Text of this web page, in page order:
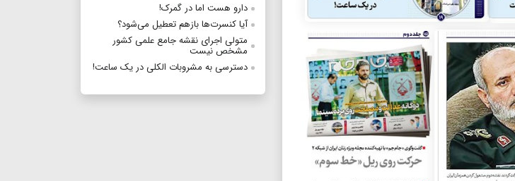
دارو هست اما در گمرک‌!
آیا ‌کنسرت‌ها ‌بازهم تعطیل می‌شود؟
متولی اجرای نقشه جامع علمی کشور
مشخص نیست
دسترسی به مشروبات الکلی در یک ساعت!